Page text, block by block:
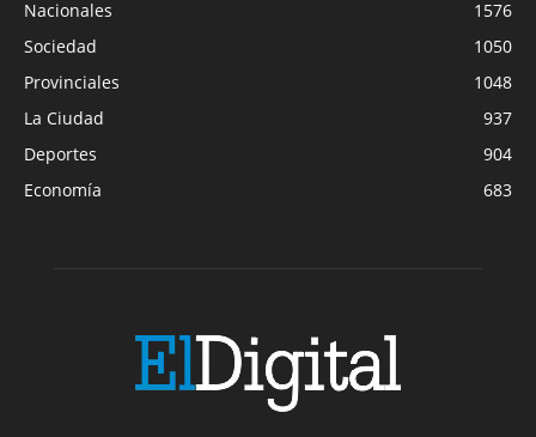
Nacionales
1576
Sociedad
1050
Provinciales
1048
La Ciudad
937
Deportes
904
Economía
683